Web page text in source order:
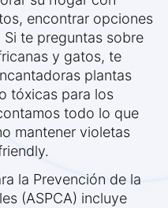
encontrar opciones
te preguntas sobre
y gatos, te
plantas
tóxicas para los
todo lo que
mantener violetas
la Prevención de la
(ASPCA) incluye